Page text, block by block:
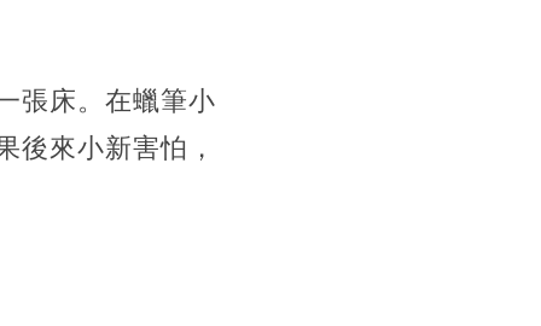
張床。在蠟筆小
後來小新害怕，